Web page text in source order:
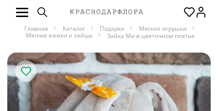
Главная Каталог Подарки
Мягкие игрушки
Мягкие ежики и зайцы
Зайка Ми в цветочном платье